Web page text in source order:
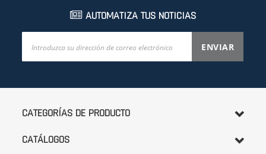
AUTOMATIZA TUS NOTICIAS
noticias:
ENVIAR
CATEGORÍAS DE PRODUCTO
CATÁLOGOS